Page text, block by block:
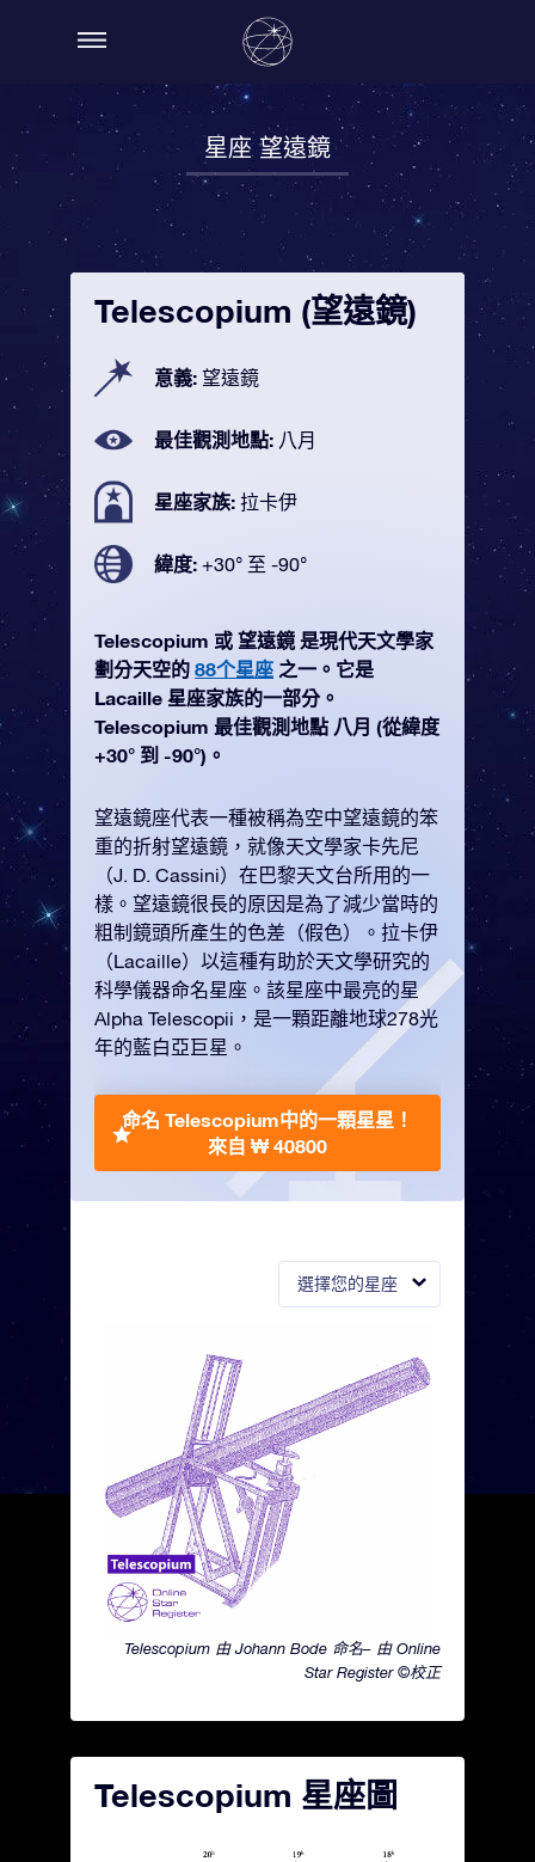
星座 望遠鏡
選擇您的星座
Telescopium 由 Johann Bode 命名– 由 Online
Star Register ©校正
Telescopium (望遠鏡)
意義: 望遠鏡
最佳觀測地點: 八月
星座家族: 拉卡伊
緯度: +30° 至 -90°
Telescopium 或 望遠鏡 是現代天文學家
劃分天空的 88个星座 之一。它是
Lacaille 星座家族的一部分。
Telescopium 最佳觀測地點 八月 (從緯度
+30° 到 -90°)。
望遠鏡座代表一種被稱為空中望遠鏡的笨
重的折射望遠鏡，就像天文學家卡先尼
（J. D. Cassini）在巴黎天文台所用的一
樣。望遠鏡很長的原因是為了減少當時的
粗制鏡頭所產生的色差（假色）。拉卡伊
（Lacaille）以這種有助於天文學研究的
科學儀器命名星座。該星座中最亮的星
Alpha Telescopii，是一顆距離地球278光
年的藍白亞巨星。
命名 Telescopium中的一顆星星！
來自 ₩ 40800
Telescopium 星座圖